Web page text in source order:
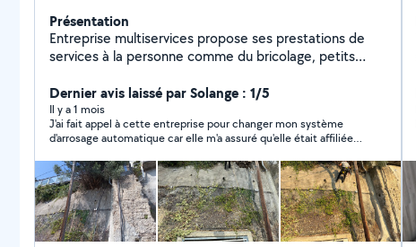
Présentation
Entreprise multiservices propose ses prestations de
services à la personne comme du bricolage, petits
service de ménage particuliers et locations
saisonnières.
Dernier avis laissé par Solange : 1/5
Il y a 1 mois
J'ai fait appel à cette entreprise pour changer mon système
d'arrosage automatique car elle m'a assuré qu'elle était affiliée
payé un prix astronomique qui sera donc totalement à ma
charge. J'ai rappelé l'entreprise 5 fois, demandant qu'elle me
rappelle, elle ne m'a jamais rappelée. Quant au travail effectué,
le résultat est lamentable car la moitié de mon jardin est
désormais un véritable cloaque et l'autre moitié n'est pas arrosé
! Entreprise à éviter absolument !